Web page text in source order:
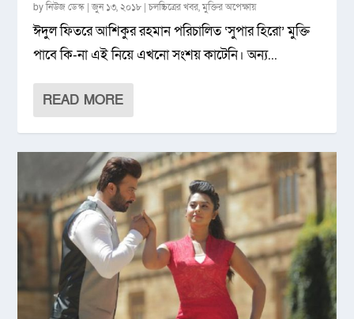
byনিউজ ডেস্ক |জুন ১৩, ২০১৮ |চলচ্চিত্রের খবর,মুক্তির অপেক্ষায়
ঈদুল ফিতরে আশিকুর রহমান পরিচালিত ‘সুপার হিরো’ মুক্তি
পাবে কি-না এই নিয়ে এখনো সংশয় কাটেনি। অন্য...
READ MORE